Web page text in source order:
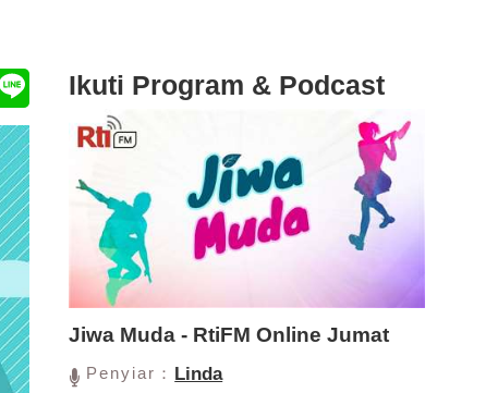
Ikuti Program & Podcast
Jiwa Muda - RtiFM Online Jumat
Penyiar： Linda